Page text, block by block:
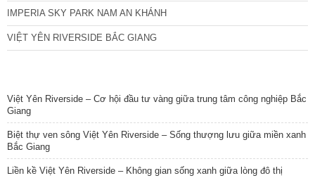
IMPERIA SKY PARK NAM AN KHÁNH
VIỆT YÊN RIVERSIDE BẮC GIANG
Việt Yên Riverside – Cơ hội đầu tư vàng giữa trung tâm công nghiệp Bắc
Giang
Biệt thự ven sông Việt Yên Riverside – Sống thượng lưu giữa miền xanh
Bắc Giang
Liền kề Việt Yên Riverside – Không gian sống xanh giữa lòng đô thị